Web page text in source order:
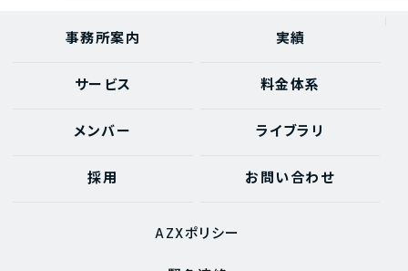
事務所案内 実績
サービス 料金体系
メンバー ライブラリ
採用 お問い合わせ
AZXポリシー